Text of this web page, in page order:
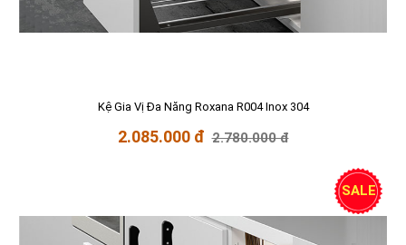
Kệ Gia Vị Đa Năng Roxana R004 Inox 304
2.085.000 đ 2.780.000 đ
SALE